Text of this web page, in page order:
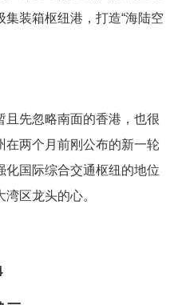
装箱枢纽港，打造“海陆空
且先忽略南面的香港，也很
在两个月前刚公布的新一轮
化国际综合交通枢纽的地位
区龙头的心。